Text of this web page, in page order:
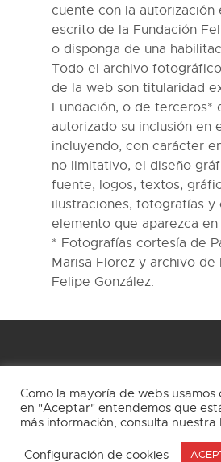
cuente con la autorización
escrito de la Fundación
o disponga de una
Todo el archivo
de la web son titularidad
Fundación, o de terceros*
autorizado su inclusión en
incluyendo, con carácter
no limitativo, el diseño
fuente, logos, textos,
ilustraciones, fotografías y
elemento que aparezca en
* Fotografías cortesía de
Marisa Florez y archivo de
Felipe González.
Política de privacitat
Cookies
Como la mayoría de webs usamos
en "Aceptar" entendemos que
más información, consulta nuestra
Configuración de cookies